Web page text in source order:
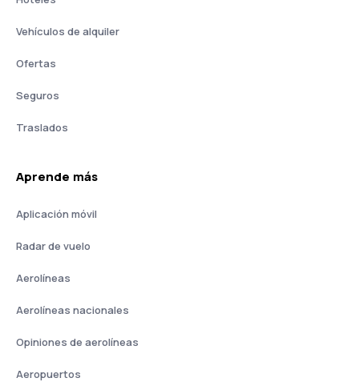
Vehículos de alquiler
Ofertas
Seguros
Traslados
Aprende más
Aplicación móvil
Radar de vuelo
Aerolíneas
Aerolíneas nacionales
Opiniones de aerolíneas
Aeropuertos